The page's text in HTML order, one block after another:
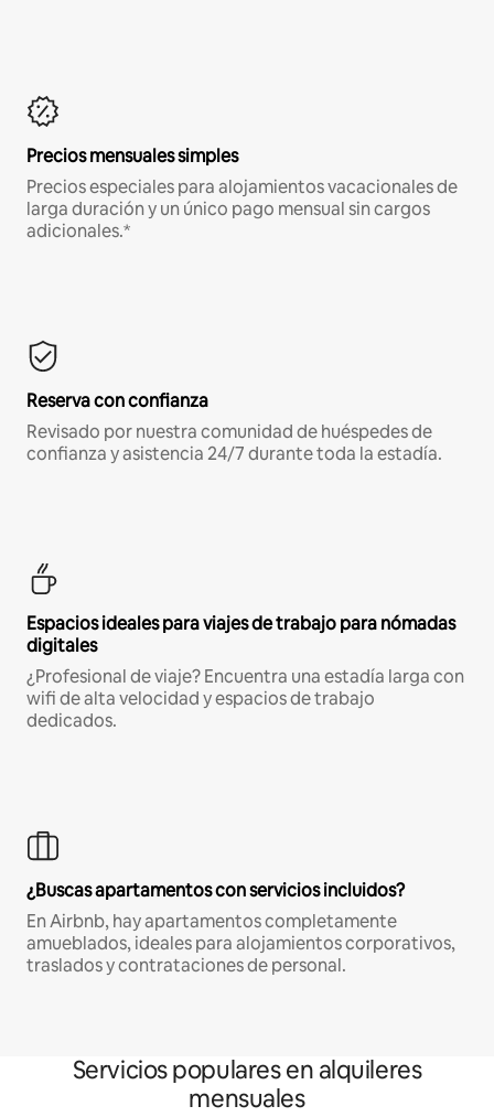
Precios mensuales simples
Precios especiales para alojamientos vacacionales de
larga duración y un único pago mensual sin cargos
adicionales.*
Reserva con confianza
Revisado por nuestra comunidad de huéspedes de
confianza y asistencia 24/7 durante toda la estadía.
Espacios ideales para viajes de trabajo para nómadas
digitales
¿Profesional de viaje? Encuentra una estadía larga con
wifi de alta velocidad y espacios de trabajo
dedicados.
¿Buscas apartamentos con servicios incluidos?
En Airbnb, hay apartamentos completamente
amueblados, ideales para alojamientos corporativos,
traslados y contrataciones de personal.
Servicios populares en alquileres
mensuales